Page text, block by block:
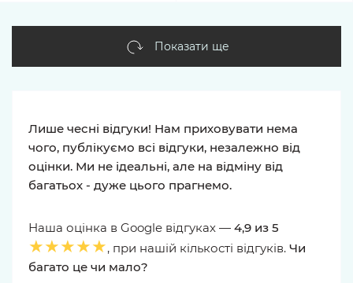
Показати ще
Лише чесні відгуки! Нам приховувати нема
чого, публікуємо всі відгуки, незалежно від
оцінки. Ми не ідеальні, але на відміну від
багатьох - дуже цього прагнемо.
Наша оцінка в Google відгуках — 4,9 из 5
★★★★★, при нашій кількості відгуків. Чи
багато це чи мало?